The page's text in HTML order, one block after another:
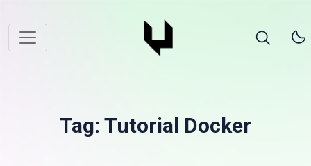
Tag: Tutorial Docker